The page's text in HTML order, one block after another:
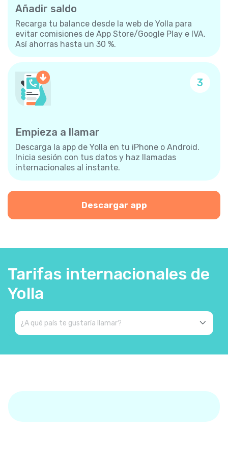
Añadir saldo
Recarga tu balance desde la web de Yolla para
evitar comisiones de App Store/Google Play e IVA.
Así ahorras hasta un 30 %.
3
Empieza a llamar
Descarga la app de Yolla en tu iPhone o Android.
Inicia sesión con tus datos y haz llamadas
internacionales al instante.
Descargar app
Tarifas internacionales de
Yolla